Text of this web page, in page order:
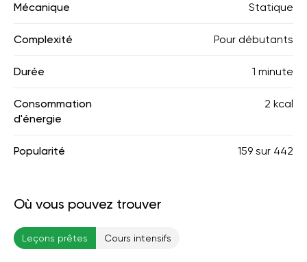
Mécanique Statique
Complexité Pour débutants
Durée 1 minute
Consommation
d'énergie
2 kcal
Popularité 159 sur 442
Où vous pouvez trouver
Leçons prêtes Cours intensifs